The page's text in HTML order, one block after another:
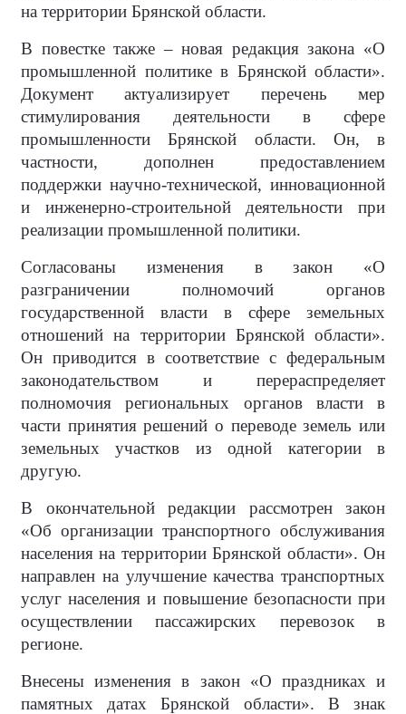
на территории Брянской области.
В повестке также – новая редакция закона «О
промышленной политике в Брянской области».
Документ актуализирует перечень мер
стимулирования деятельности в сфере
промышленности Брянской области. Он, в
частности, дополнен предоставлением
поддержки научно-технической, инновационной
и инженерно-строительной деятельности при
реализации промышленной политики.
Согласованы изменения в закон «О
разграничении полномочий органов
государственной власти в сфере земельных
отношений на территории Брянской области».
Он приводится в соответствие с федеральным
законодательством и перераспределяет
полномочия региональных органов власти в
части принятия решений о переводе земель или
земельных участков из одной категории в
другую.
В окончательной редакции рассмотрен закон
«Об организации транспортного обслуживания
населения на территории Брянской области». Он
направлен на улучшение качества транспортных
услуг населения и повышение безопасности при
осуществлении пассажирских перевозок в
регионе.
Внесены изменения в закон «О праздниках и
памятных датах Брянской области». В знак